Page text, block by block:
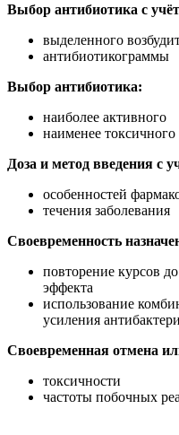
Выбор антибиотика с
выделенного
антибиотикограммы
Выбор антибиотика:
наиболее активного
наименее токсичного
Доза и метод введения с
особенностей
течения заболевания
Своевременность
повторение курсов
эффекта
использование
усиления
Своевременная отмена
токсичности
частоты побочных